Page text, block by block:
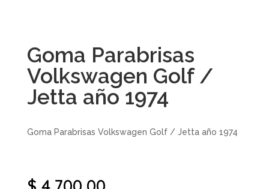
Goma Parabrisas
Volkswagen Golf /
Jetta año 1974
Goma Parabrisas Volkswagen Golf / Jetta año 1974